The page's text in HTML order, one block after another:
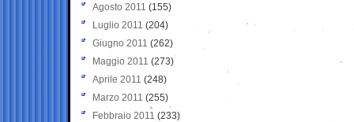
Agosto 2011 (155)
Luglio 2011 (204)
Giugno 2011 (262)
Maggio 2011 (273)
Aprile 2011 (248)
Marzo 2011 (255)
Febbraio 2011 (233)